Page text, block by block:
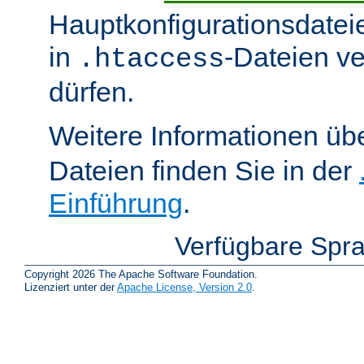
in .htaccess-Dateien
dürfen.
Weitere Informationen
Dateien finden Sie in der
Einführung.
Verfügbare
Copyright 2026 The Apache Software Foundation.
Lizenziert unter derApache License, Version 2.0